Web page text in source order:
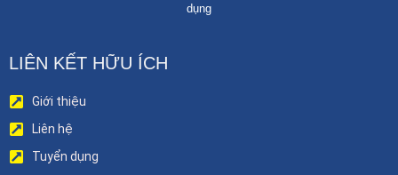
dụng
LIÊN KẾT HỮU ÍCH
Giới thiệu
Liên hệ
Tuyển dụng